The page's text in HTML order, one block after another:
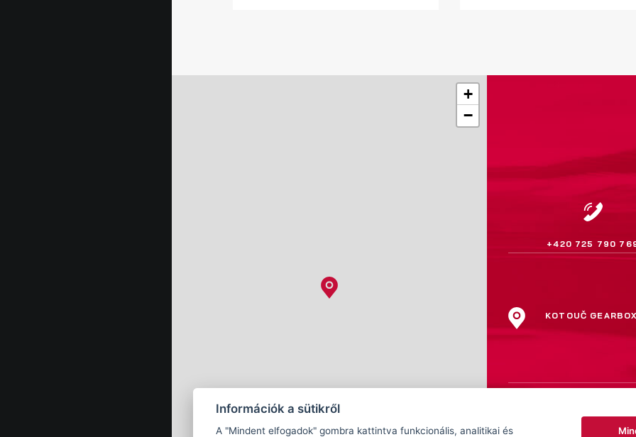
+
−
+420 725 790
KOTOUČ
Információk a sütikről
A "Mindent elfogadok" gombra kattintva funkcionális, analitikai és